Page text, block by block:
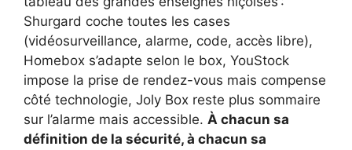
Shurgard coche toutes les cases
(vidéosurveillance, alarme, code, accès libre),
Homebox s’adapte selon le box, YouStock
impose la prise de rendez-vous mais compense
côté technologie, Joly Box reste plus sommaire
sur l’alarme mais accessible. À chacun sa
définition de la sécurité, à chacun sa